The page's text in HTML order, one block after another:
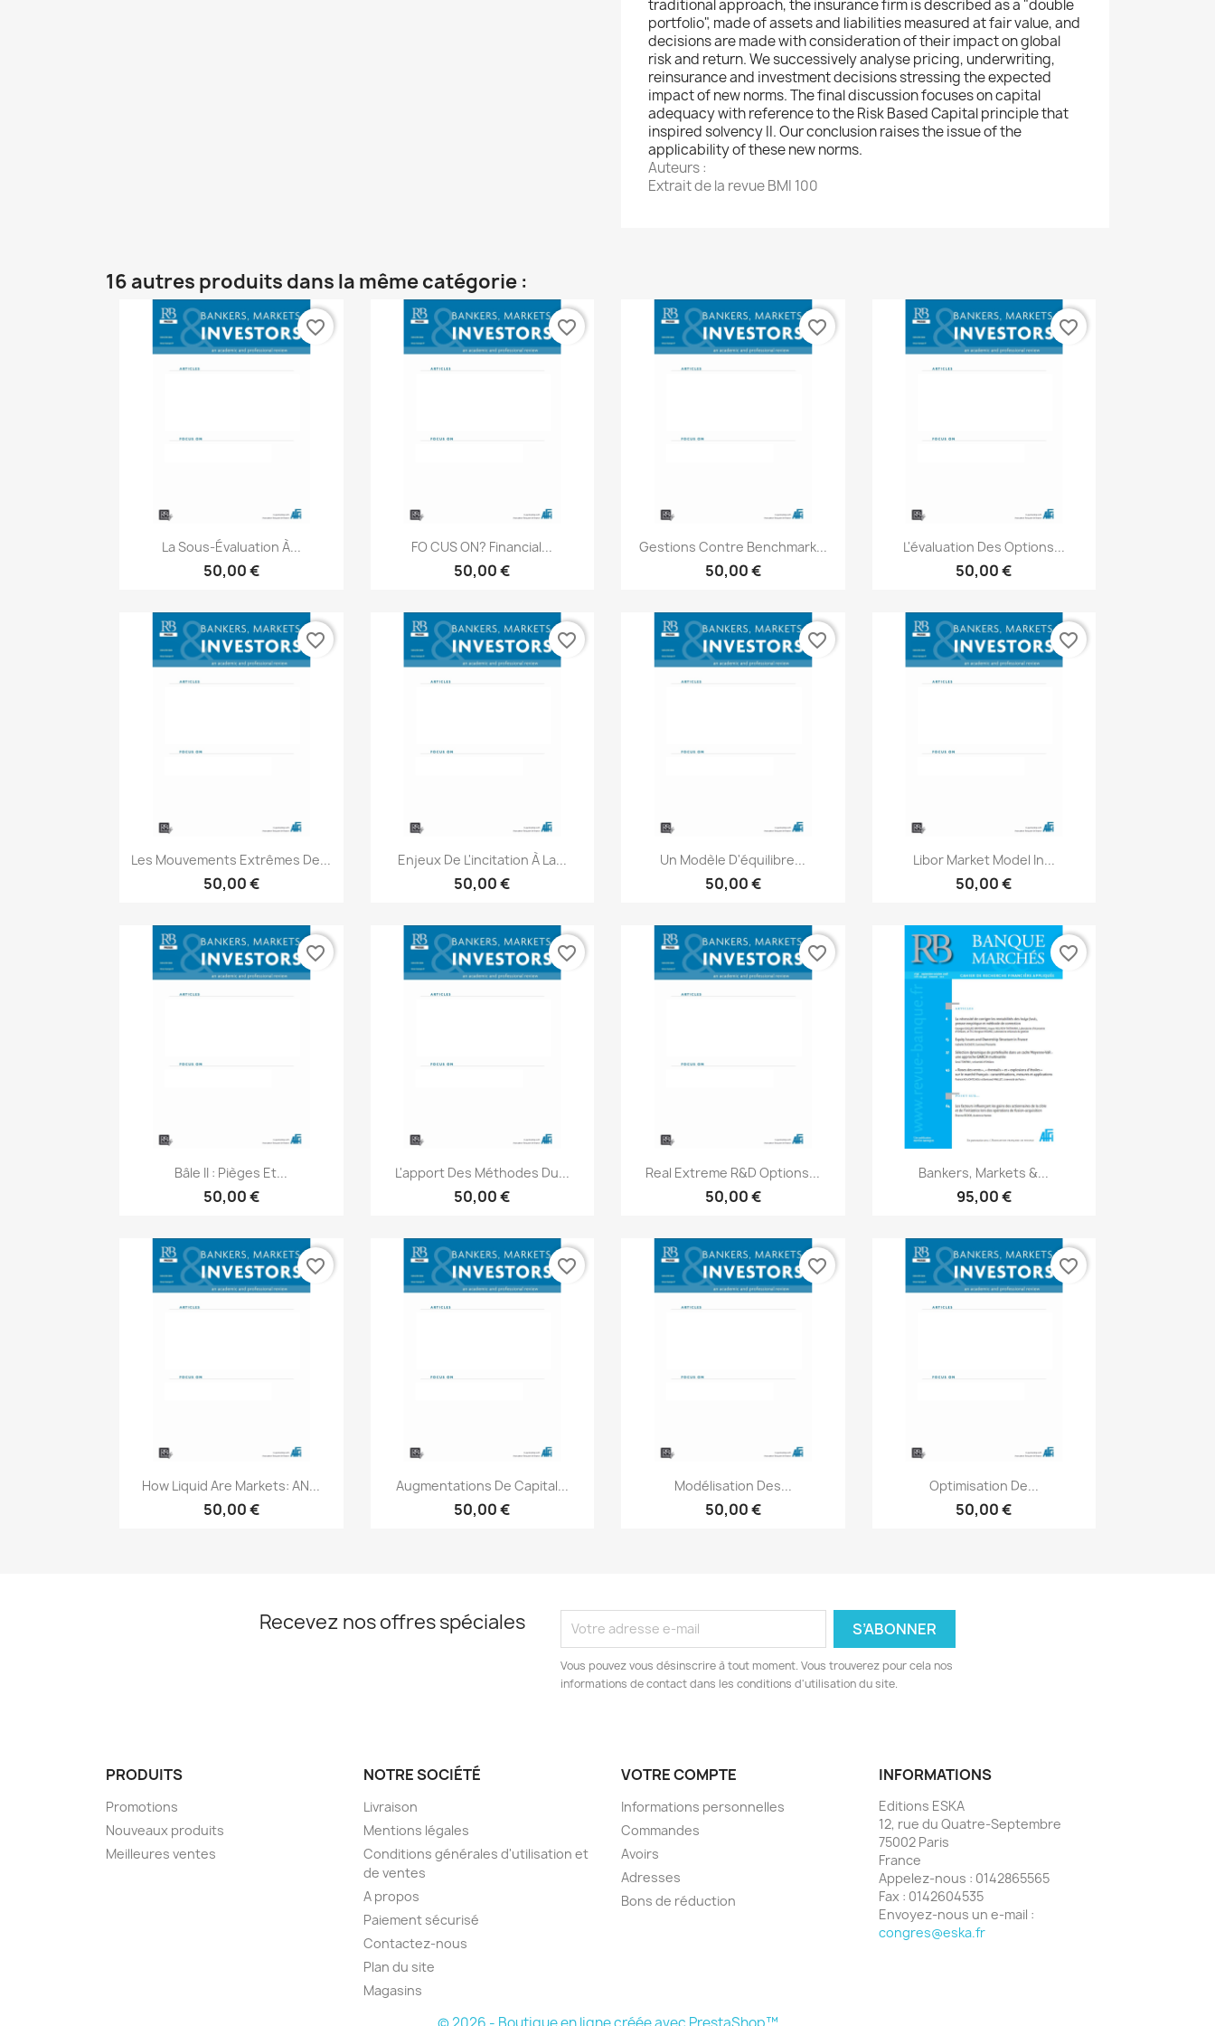
traditional approach, the insurance firm is described as a "double
portfolio", made of assets and liabilities measured at fair value, and
decisions are made with consideration of their impact on global
risk and return. We successively analyse pricing, underwriting,
reinsurance and investment decisions stressing the expected
impact of new norms. The final discussion focuses on capital
adequacy with reference to the Risk Based Capital principle that
inspired solvency II. Our conclusion raises the issue of the
applicability of these new norms.
Auteurs :
Extrait de la revue BMI 100
16 autres produits dans la même catégorie :
Aperçu rapide
La Sous-Évaluation À...
50,00 €
favorite_border
Aperçu rapide
FO CUS ON? Financial...
50,00 €
favorite_border
Aperçu rapide
Gestions Contre Benchmark...
50,00 €
favorite_border
Aperçu rapide
L'évaluation Des Options...
50,00 €
favorite_border
Aperçu rapide
Les Mouvements Extrêmes De...
50,00 €
favorite_border
 Aperçu rapide
Enjeux De L'incitation À La...
50,00 €
favorite_border
Aperçu rapide
Un Modèle D'équilibre...
50,00 €
favorite_border
Aperçu rapide
Libor Market Model In...
50,00 €
favorite_border
Aperçu rapide
Bâle II : Pièges Et...
50,00 €
favorite_border
Aperçu rapide
L'apport Des Méthodes Du...
50,00 €
favorite_border
Aperçu rapide
Real Extreme R&D Options...
50,00 €
favorite_border
Aperçu rapide
Bankers, Markets &...
95,00 €
favorite_border
Aperçu rapide
How Liquid Are Markets: AN...
50,00 €
favorite_border
Aperçu rapide
Augmentations De Capital...
50,00 €
favorite_border
Aperçu rapide
Modélisation Des...
50,00 €
favorite_border
Aperçu rapide
Optimisation De...
50,00 €
favorite_border
Recevez nos offres spéciales
Vous pouvez vous désinscrire à tout moment. Vous trouverez pour cela nos
informations de contact dans les conditions d'utilisation du site.
PRODUITS
Promotions
Nouveaux produits
Meilleures ventes
NOTRE SOCIÉTÉ
Livraison
Mentions légales
Conditions générales d'utilisation et
de ventes
A propos
Paiement sécurisé
Contactez-nous
Plan du site
Magasins
VOTRE COMPTE
Informations personnelles
Commandes
Avoirs
Adresses
Bons de réduction
INFORMATIONS
Editions ESKA
12, rue du Quatre-Septembre
75002 Paris
France
Appelez-nous : 0142865565
Fax : 0142604535
Envoyez-nous un e-mail :
congres@eska.fr